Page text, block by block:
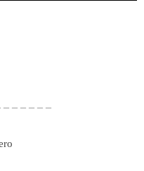
– – – – –